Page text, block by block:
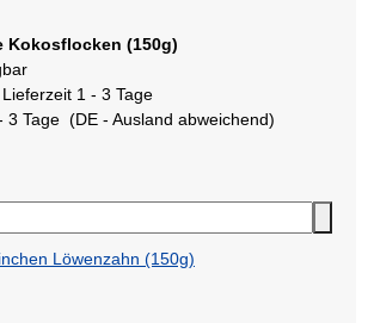
Kokosflocken (150g)
1 - 3 Tage
3 Tage (DE - Ausland abweichend)